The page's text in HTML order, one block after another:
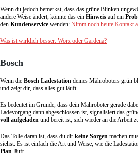
Wenn du jedoch bemerkst, dass das grüne Blinken
andere Weise ändert, könnte das ein Hinweis auf ein
den Kundenservice wenden: Nimm noch heute Kontakt
Was ist wirklich besser: Worx oder Gardena?
Bosch
Wenn die Bosch Ladestation deines Mähroboters grün
und zeigt dir, dass alles gut läuft.
Es bedeutet im Grunde, dass dein Mähroboter gerade
Ladevorgang dann abgeschlossen ist, signalisiert das
voll aufgeladen und bereit ist, sich wieder an die Arbeit
Das Tolle daran ist, dass du dir keine Sorgen machen
siehst. Es ist einfach die Art und Weise, wie die
Plan läuft.